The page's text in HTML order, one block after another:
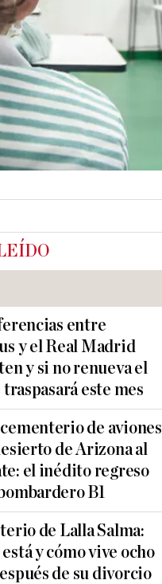
entre
y el Real Madrid
y si no renueva el
este mes
de aviones
de Arizona al
el inédito regreso
B1
de Lalla Salma:
y cómo vive ocho
de su divorcio